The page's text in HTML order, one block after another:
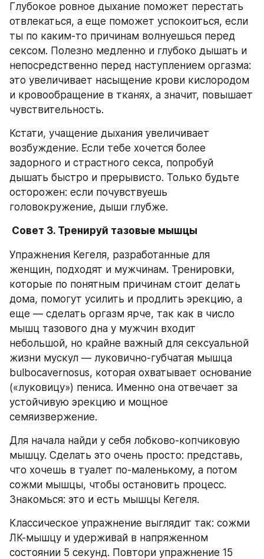
Глубокое ровное дыхание поможет перестать
отвлекаться, а еще поможет успокоиться, если
ты по каким-то причинам волнуешься перед
сексом. Полезно медленно и глубоко дышать и
непосредственно перед наступлением оргазма:
это увеличивает насыщение крови кислородом
и кровообращение в тканях, а значит, повышает
чувствительность.
Кстати, учащение дыхания увеличивает
возбуждение. Если тебе хочется более
задорного и страстного секса, попробуй
дышать быстро и прерывисто. Только будьте
осторожен: если почувствуешь
головокружение, дыши глубже.
Совет 3. Тренируй тазовые мышцы
Упражнения Кегеля, разработанные для
женщин, подходят и мужчинам. Тренировки,
которые по понятным причинам стоит делать
дома, помогут усилить и продлить эрекцию, а
еще — сделать оргазм ярче, так как в число
мышц тазового дна у мужчин входит
небольшой, но крайне важный для сексуальной
жизни мускул — луковично-губчатая мышца
bulbocavernosus, которая охватывает основание
(«луковицу») пениса. Именно она отвечает за
устойчивую эрекцию и мощное
семяизвержение.
Для начала найди у себя лобково-копчиковую
мышцу. Сделать это очень просто: представь,
что хочешь в туалет по-маленькому, а потом
сожми мышцы, чтобы остановить процесс.
Знакомься: это и есть мышцы Кегеля.
Классическое упражнение выглядит так: сожми
ЛК-мышцу и удерживай в напряженном
состоянии 5 секунд. Повтори упражнение 15